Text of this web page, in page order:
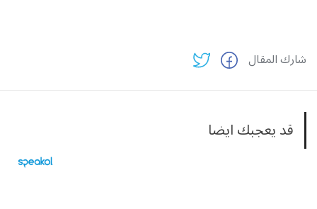
شارك المقال
قد يعجبك ايضا